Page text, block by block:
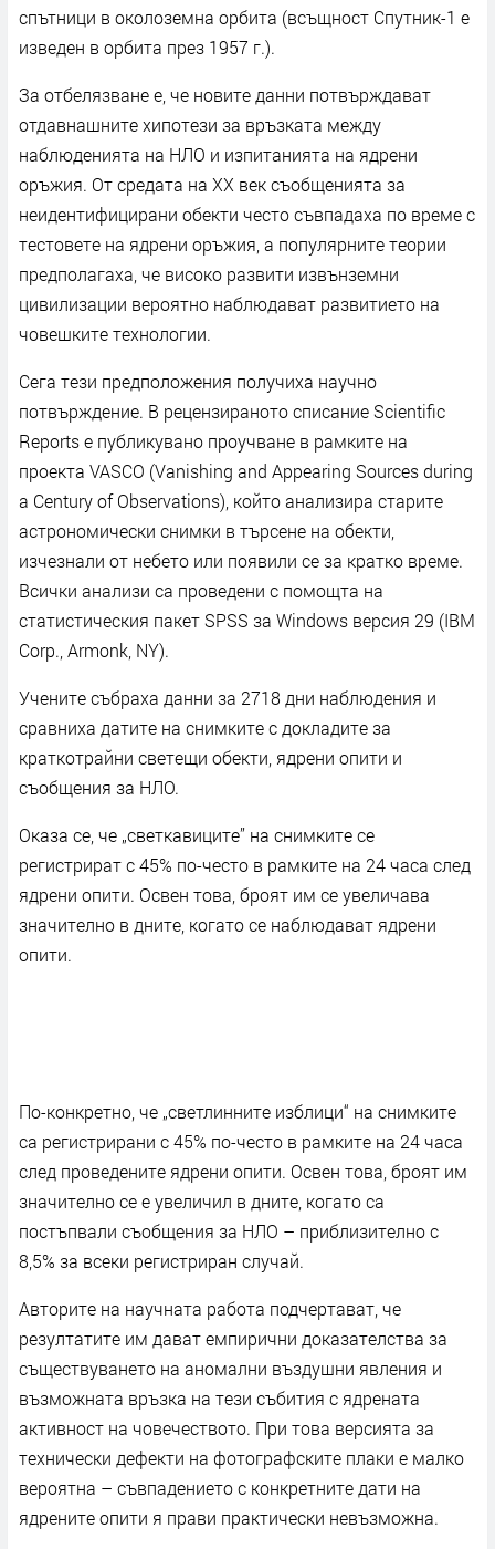
спътници в околоземна орбита (всъщност Спутник-1 е
изведен в орбита през 1957 г.).
За отбелязване е, че новите данни потвърждават
отдавнашните хипотези за връзката между
наблюденията на НЛО и изпитанията на ядрени
оръжия. От средата на XX век съобщенията за
неидентифицирани обекти често съвпадаха по време с
тестовете на ядрени оръжия, а популярните теории
предполагаха, че високо развити извънземни
цивилизации вероятно наблюдават развитието на
човешките технологии.
Сега тези предположения получиха научно
потвърждение. В рецензираното списание Scientific
Reports е публикувано проучване в рамките на
проекта VASCO (Vanishing and Appearing Sources during
a Century of Observations), който анализира старите
астрономически снимки в търсене на обекти,
изчезнали от небето или появили се за кратко време.
Всички анализи са проведени с помощта на
статистическия пакет SPSS за Windows версия 29 (IBM
Corp., Armonk, NY).
Учените събраха данни за 2718 дни наблюдения и
сравниха датите на снимките с докладите за
краткотрайни светещи обекти, ядрени опити и
съобщения за НЛО.
Оказа се, че „светкавиците” на снимките се
регистрират с 45% по-често в рамките на 24 часа след
ядрени опити. Освен това, броят им се увеличава
значително в дните, когато се наблюдават ядрени
опити.
По-конкретно, че „светлинните изблици“ на снимките
са регистрирани с 45% по-често в рамките на 24 часа
след проведените ядрени опити. Освен това, броят им
значително се е увеличил в дните, когато са
постъпвали съобщения за НЛО – приблизително с
8,5% за всеки регистриран случай.
Авторите на научната работа подчертават, че
резултатите им дават емпирични доказателства за
съществуването на аномални въздушни явления и
възможната връзка на тези събития с ядрената
активност на човечеството. При това версията за
технически дефекти на фотографските плаки е малко
вероятна – съвпадението с конкретните дати на
ядрените опити я прави практически невъзможна.